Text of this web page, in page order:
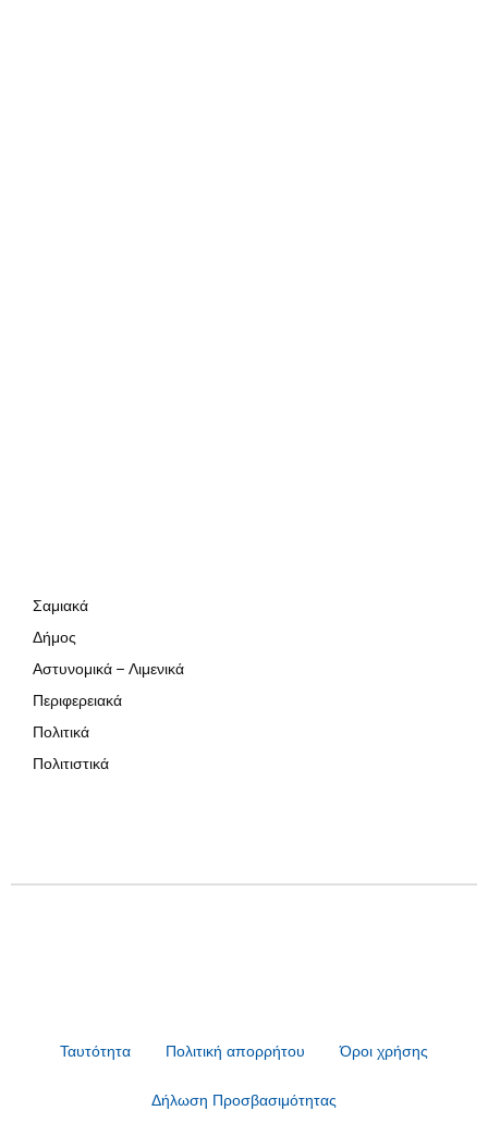
Σαμιακά
Δήμος
Αστυνομικά – Λιμενικά
Περιφερειακά
Πολιτικά
Πολιτιστικά
Ταυτότητα Πολιτική απορρήτου Όροι χρήσης
Δήλωση Προσβασιμότητας